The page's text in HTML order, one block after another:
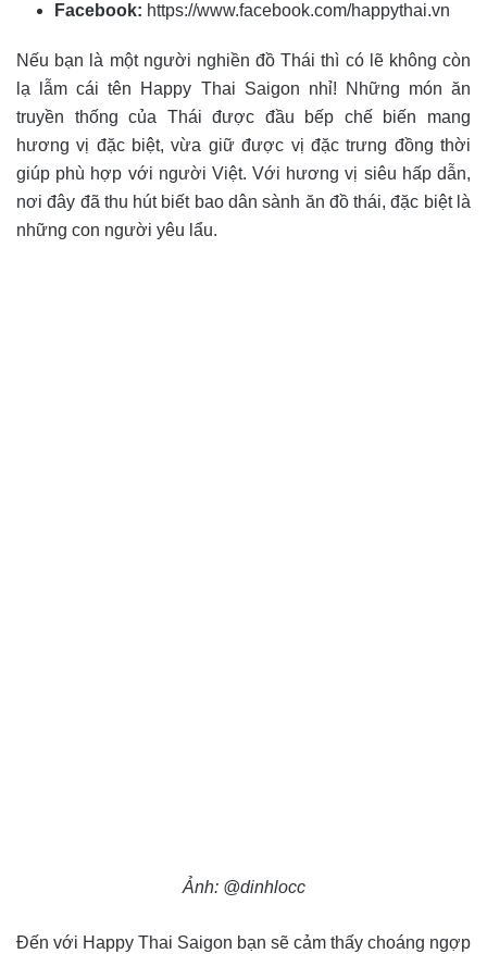
Facebook: https://www.facebook.com/happythai.vn
Nếu bạn là một người nghiền đồ Thái thì có lẽ không còn
lạ lẫm cái tên Happy Thai Saigon nhỉ! Những món ăn
truyền thống của Thái được đầu bếp chế biến mang
hương vị đặc biệt, vừa giữ được vị đặc trưng đồng thời
giúp phù hợp với người Việt. Với hương vị siêu hấp dẫn,
nơi đây đã thu hút biết bao dân sành ăn đồ thái, đặc biệt là
những con người yêu lẩu.
Ảnh: @dinhlocc
Đến với Happy Thai Saigon bạn sẽ cảm thấy choáng ngợp